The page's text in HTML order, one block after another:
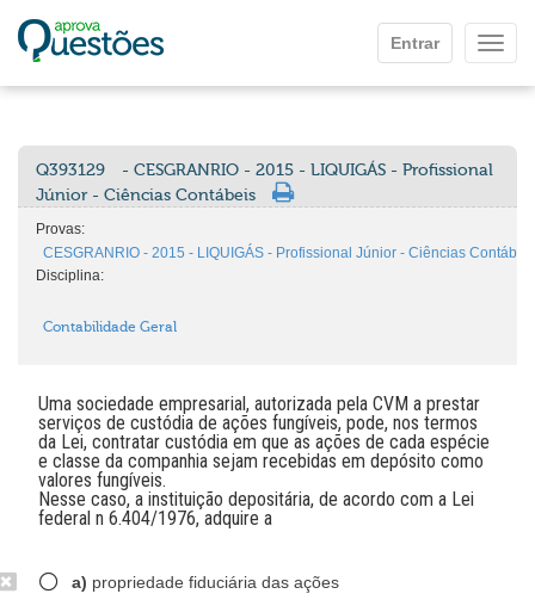
Entrar
Q393129
- CESGRANRIO - 2015 - LIQUIGÁS - Profissional
Júnior - Ciências Contábeis
Provas:
CESGRANRIO - 2015 - LIQUIGÁS - Profissional Júnior - Ciências Contábeis
Disciplina:
Contabilidade Geral
Uma sociedade empresarial, autorizada pela CVM a prestar
serviços de custódia de ações fungíveis, pode, nos termos
da Lei, contratar custódia em que as ações de cada espécie
e classe da companhia sejam recebidas em depósito como
valores fungíveis.
Nesse caso, a instituição depositária, de acordo com a Lei
federal n 6.404/1976, adquire a
a) propriedade fiduciária das ações